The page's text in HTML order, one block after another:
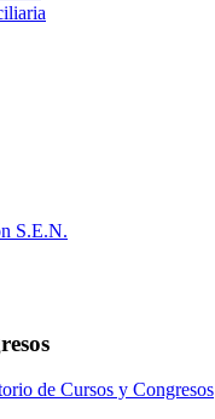
S.E.N.
de Cursos y Congresos